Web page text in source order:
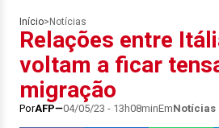
Início> Notícias
Relações entre
voltam a ficar
migração
PorAFP 04/05/23 - 13h08minEmNotícias